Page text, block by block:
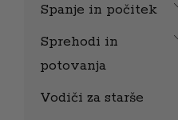
Spanje in počitek
Sprehodi in
potovanja
Vodiči za starše